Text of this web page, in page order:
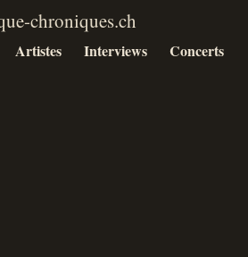
Artistes Interviews Concerts